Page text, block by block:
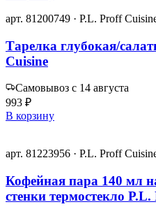
арт. 81200749 · P.L. Proff
Тарелка глубокая/
Cuisine
Самовывоз с 14 августа
993 ₽
В корзину
арт. 81223956 · P.L. Proff
Кофейная пара 140 мл
стенки термостекло